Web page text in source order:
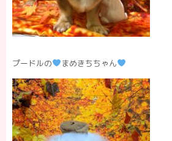
プードルの まめきちちゃん